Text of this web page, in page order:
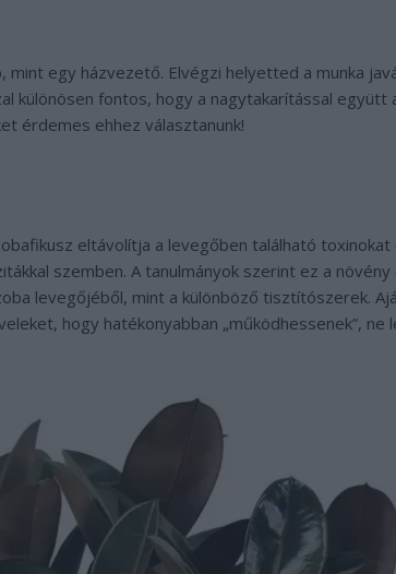
egy házvezető. Elvégzi helyetted a munka
különösen fontos, hogy a nagytakarítással együtt
érdemes ehhez választanunk!
eltávolítja a levegőben található toxinokat
szemben. A tanulmányok szerint ez a növény
levegőjéből, mint a különböző tisztítószerek.
hogy hatékonyabban „működhessenek”, ne